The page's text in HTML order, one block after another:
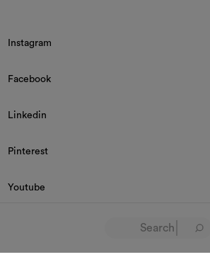
Instagram
Facebook
Linkedin
Pinterest
Youtube
© 2026 Dedar P.IVA